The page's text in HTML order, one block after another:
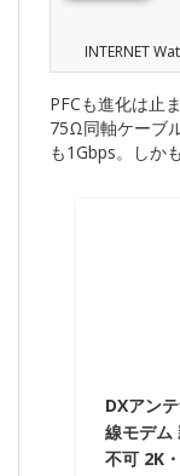
ドア
INTERNET
PFCも進化は止
75Ω同軸ケーブ
も1Gbps。しか
DXアン
線モデム
不可 2K